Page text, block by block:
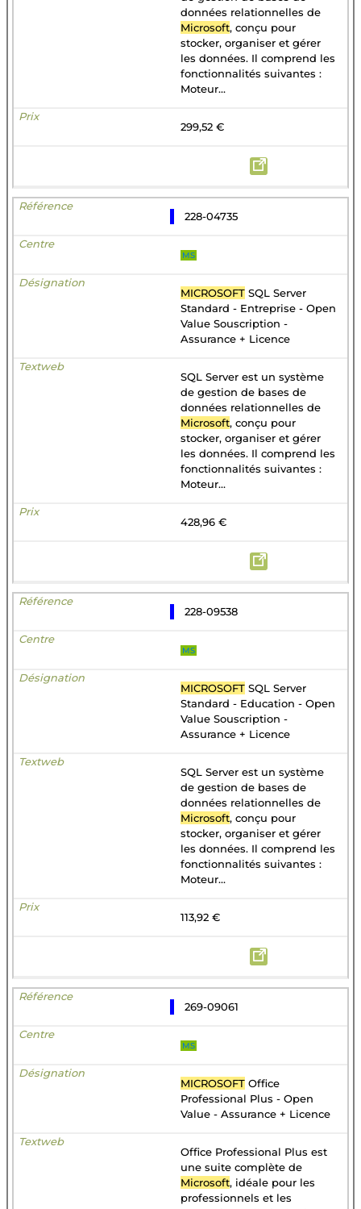
données relationnelles de
Microsoft, conçu pour
stocker, organiser et gérer
les données. Il comprend les
fonctionnalités suivantes :
Moteur...
299,52 €
228-04735
MS
MICROSOFT SQL Server
Standard - Entreprise - Open
Value Souscription -
Assurance + Licence
SQL Server est un système
de gestion de bases de
données relationnelles de
Microsoft, conçu pour
stocker, organiser et gérer
les données. Il comprend les
fonctionnalités suivantes :
Moteur...
428,96 €
228-09538
MS
MICROSOFT SQL Server
Standard - Education - Open
Value Souscription -
Assurance + Licence
SQL Server est un système
de gestion de bases de
données relationnelles de
Microsoft, conçu pour
stocker, organiser et gérer
les données. Il comprend les
fonctionnalités suivantes :
Moteur...
113,92 €
269-09061
MS
MICROSOFT Office
Professional Plus - Open
Value - Assurance + Licence
Office Professional Plus est
une suite complète de
Microsoft, idéale pour les
professionnels et les